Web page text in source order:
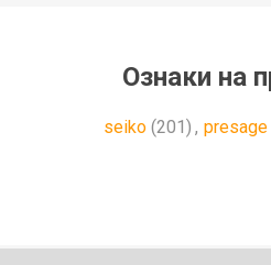
Ознаки на
seiko (201) , presage